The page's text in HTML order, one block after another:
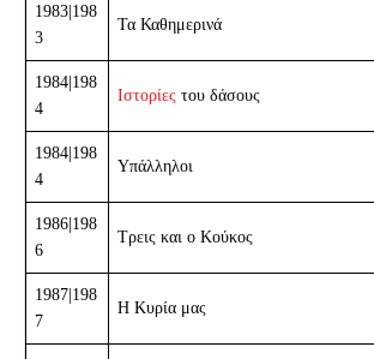
1983|198
3
Τα Καθημερινά
1984|198
4
Ιστορίες του δάσους
1984|198
4
Υπάλληλοι
1986|198
6
Τρεις και ο Κούκος
1987|198
7
Η Κυρία μας